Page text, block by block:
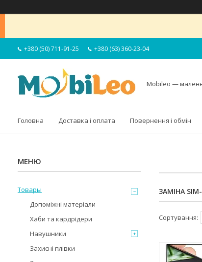
+380 (50) 711-91-25 +380 (63) 360-23-04
Mobileo —
Головна Доставка і оплата Повернення і обмін
ЗАМІНА
Товары
Допоміжні матеріали
Хаби та кардрідери
Навушники
Захисні плівки